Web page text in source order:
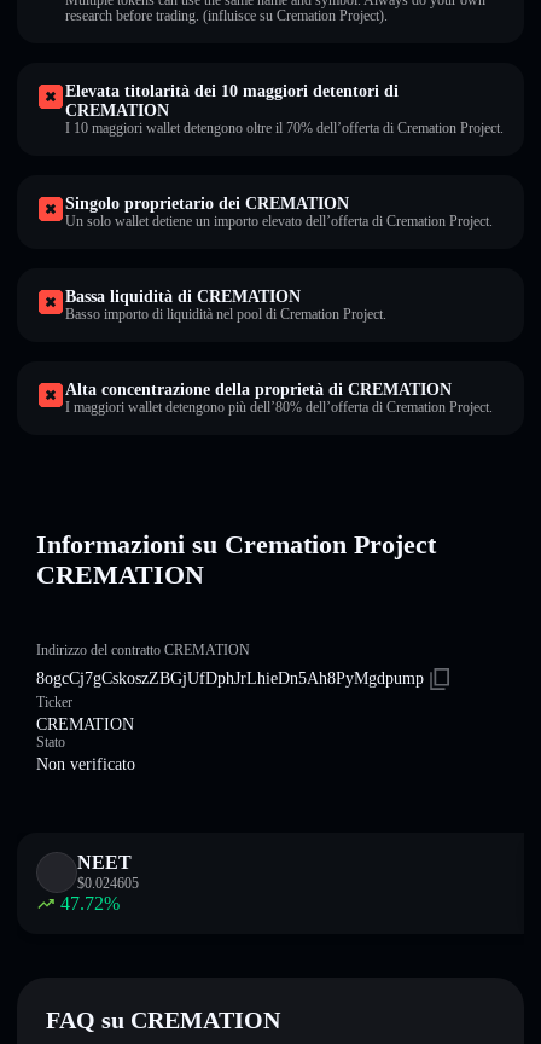
research before trading. (influisce su Cremation Project).
Elevata titolarità dei 10 maggiori detentori di
CREMATION
I 10 maggiori wallet detengono oltre il 70% dell’offerta di Cremation Project.
Singolo proprietario dei CREMATION
Un solo wallet detiene un importo elevato dell’offerta di Cremation Project.
Bassa liquidità di CREMATION
Basso importo di liquidità nel pool di Cremation Project.
Alta concentrazione della proprietà di CREMATION
I maggiori wallet detengono più dell’80% dell’offerta di Cremation Project.
Informazioni su Cremation Project
CREMATION
Indirizzo del contratto CREMATION
8ogcCj7gCskoszZBGjUfDphJrLhieDn5Ah8PyMgdpump
Ticker
CREMATION
Stato
Non verificato
NEET
$0.024605
47.72%
FAQ su CREMATION